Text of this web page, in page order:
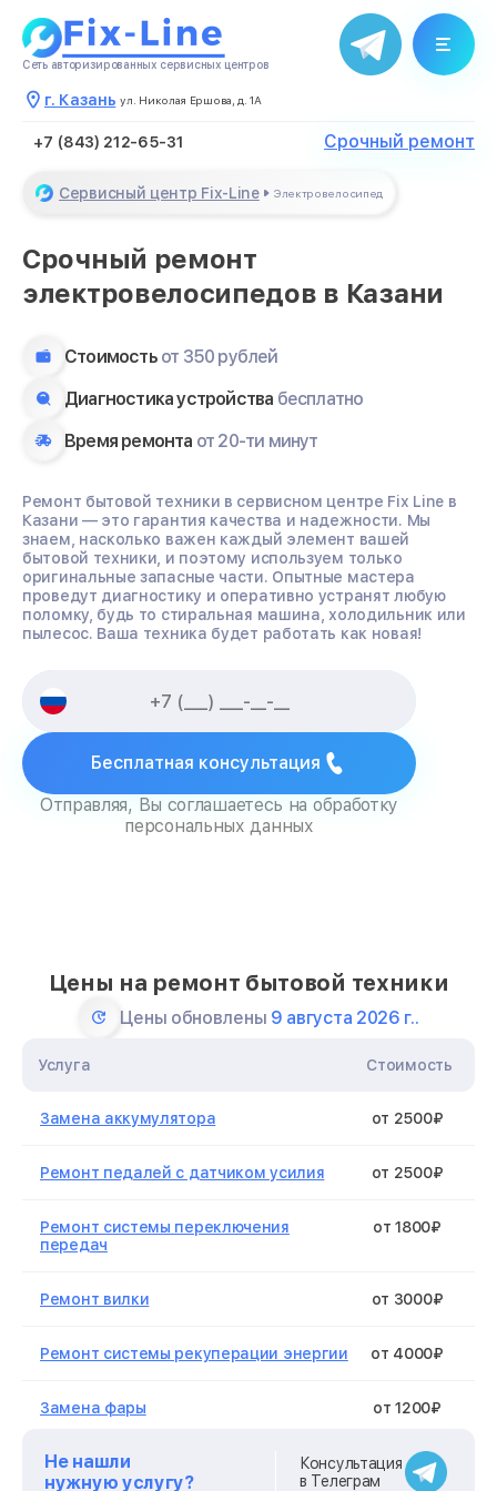
Сеть авторизированных сервисных центров
г. Казань ул. Николая Ершова, д. 1А
+7 (843) 212-65-31 Срочный ремонт
Сервисный центр Fix-Line Электровелосипед
Срочный ремонт
электровелосипедов в Казани
Стоимость от 350 рублей
Диагностика устройства бесплатно
Время ремонта от 20-ти минут
Ремонт бытовой техники в сервисном центре Fix Line в
Казани — это гарантия качества и надежности. Мы
знаем, насколько важен каждый элемент вашей
бытовой техники, и поэтому используем только
оригинальные запасные части. Опытные мастера
проведут диагностику и оперативно устранят любую
поломку, будь то стиральная машина, холодильник или
пылесос. Ваша техника будет работать как новая!
Бесплатная консультация
Отправляя, Вы соглашаетесь на обработку
персональных данных
Цены на ремонт бытовой техники
Цены обновлены 9 августа 2026 г..
Услуга Стоимость
Замена аккумулятора от 2500₽
Ремонт педалей с датчиком усилия от 2500₽
Ремонт системы переключения
передач
от 1800₽
Ремонт вилки от 3000₽
Ремонт системы рекуперации энергии от 4000₽
Замена фары от 1200₽
Замена покрышек от 1500₽
Не нашли
нужную услугу?
Консультация
в Телеграм
Закрыть